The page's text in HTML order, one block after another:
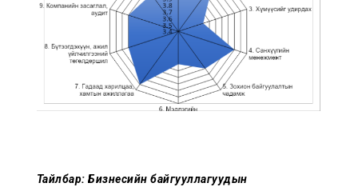
Тайлбар: Бизнесийн байгууллагуудын